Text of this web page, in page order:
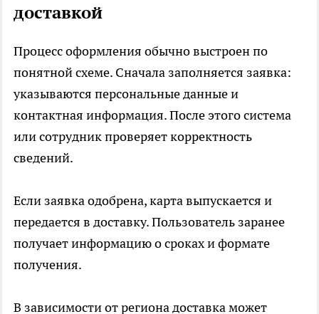
доставкой
Процесс оформления обычно выстроен по
понятной схеме. Сначала заполняется заявка:
указываются персональные данные и
контактная информация. После этого система
или сотрудник проверяет корректность
сведений.
Если заявка одобрена, карта выпускается и
передается в доставку. Пользователь заранее
получает информацию о сроках и формате
получения.
В зависимости от региона доставка может